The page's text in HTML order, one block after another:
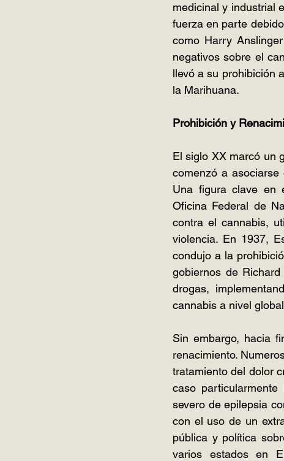
medicinal y industrial
fuerza en parte
como Harry
negativos sobre el
llevó a su prohibición
la Marihuana.
Prohibición y
El siglo XX marcó un
comenzó a
Una figura clave en
Oficina Federal de
contra el cannabis,
violencia. En 1937,
condujo a la
gobiernos de
drogas,
cannabis a nivel
Sin embargo, hacia
renacimiento.
tratamiento del dolor
caso
severo de epilepsia
con el uso de un
pública y política
varios estados en